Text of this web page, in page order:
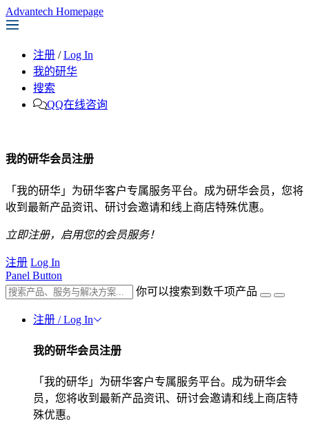
Advantech Homepage
注册 / Log In
我的研华
搜索
QQ在线咨询
我的研华会员注册
「我的研华」为研华客户专属服务平台。成为研华会员，您将
收到最新产品资讯、研讨会邀请和线上商店特殊优惠。
立即注册，启用您的会员服务！
注册 Log In
Panel Button
你可以搜索到数千项产品
注册 / Log In
我的研华会员注册
「我的研华」为研华客户专属服务平台。成为研华会
员，您将收到最新产品资讯、研讨会邀请和线上商店特
殊优惠。